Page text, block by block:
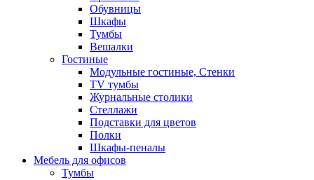
Обувницы
Шкафы
Тумбы
Вешалки
Гостиные
Модульные гостиные, Стенки
TV тумбы
Журнальные столики
Стеллажи
Подставки для цветов
Полки
Шкафы-пеналы
Мебель для офисов
Тумбы